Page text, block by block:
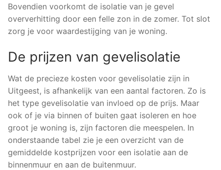
Bovendien voorkomt de isolatie van je gevel
oververhitting door een felle zon in de zomer. Tot slot
zorg je voor waardestijging van je woning.
De prijzen van gevelisolatie
Wat de precieze kosten voor gevelisolatie zijn in
Uitgeest, is afhankelijk van een aantal factoren. Zo is
het type gevelisolatie van invloed op de prijs. Maar
ook of je via binnen of buiten gaat isoleren en hoe
groot je woning is, zijn factoren die meespelen. In
onderstaande tabel zie je een overzicht van de
gemiddelde kostprijzen voor een isolatie aan de
binnenmuur en aan de buitenmuur.